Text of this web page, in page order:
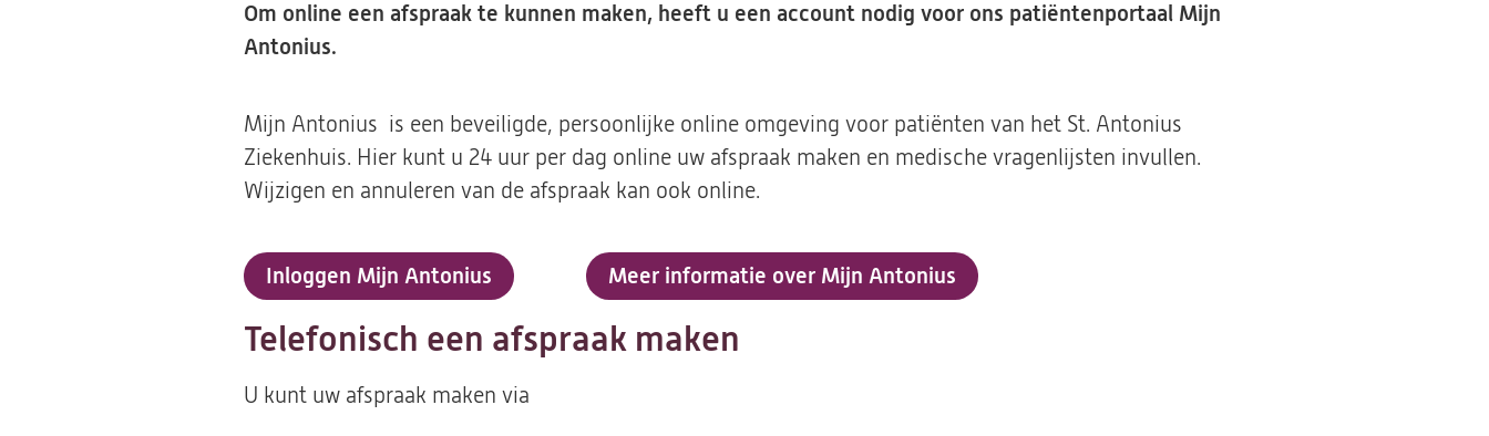
Om online een afspraak te kunnen maken, heeft u een account nodig voor ons patiëntenportaal Mijn
Antonius.
Mijn Antonius is een beveiligde, persoonlijke online omgeving voor patiënten van het St. Antonius
Ziekenhuis. Hier kunt u 24 uur per dag online uw afspraak maken en medische vragenlijsten invullen.
Wijzigen en annuleren van de afspraak kan ook online.
Inloggen Mijn Antonius Meer informatie over Mijn Antonius
Telefonisch een afspraak maken
U kunt uw afspraak maken via